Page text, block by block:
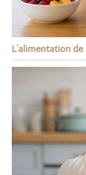
L’alimentation